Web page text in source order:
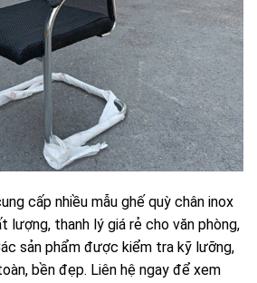
cấp nhiều mẫu ghế quỳ chân inox
lượng, thanh lý giá rẻ cho văn phòng,
sản phẩm được kiểm tra kỹ lưỡng,
bền đẹp. Liên hệ ngay để xem